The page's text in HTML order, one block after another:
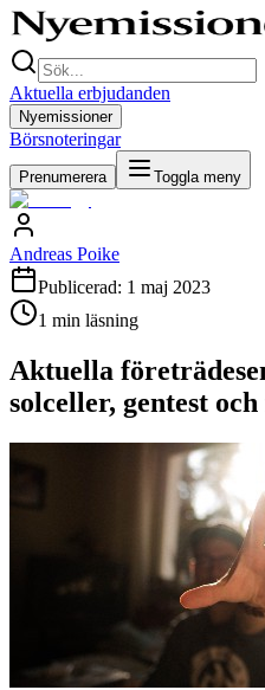
Aktuella erbjudanden
Nyemissioner
Börsnoteringar
Prenumerera Toggla meny
Andreas Poike
Publicerad: 1 maj 2023
1 min läsning
Aktuella
solceller, gentest